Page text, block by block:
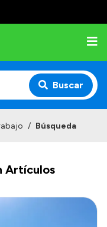
Buscar
/ Búsqueda
Artículos